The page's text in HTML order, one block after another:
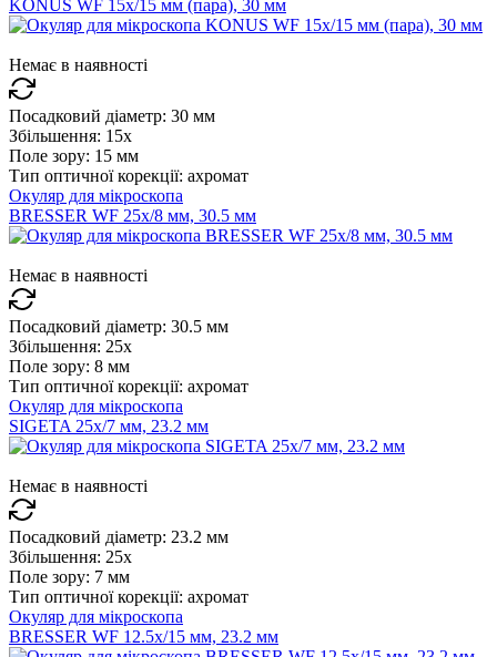
KONUS WF 15x/15 мм (пара), 30 мм
Немає в наявності
Посадковий діаметр: 30 мм
Збільшення: 15x
Поле зору: 15 мм
Тип оптичної корекції: ахромат
Окуляр для мікроскопа
BRESSER WF 25x/8 мм, 30.5 мм
Немає в наявності
Посадковий діаметр: 30.5 мм
Збільшення: 25x
Поле зору: 8 мм
Тип оптичної корекції: ахромат
Окуляр для мікроскопа
SIGETA 25x/7 мм, 23.2 мм
Немає в наявності
Посадковий діаметр: 23.2 мм
Збільшення: 25x
Поле зору: 7 мм
Тип оптичної корекції: ахромат
Окуляр для мікроскопа
BRESSER WF 12.5x/15 мм, 23.2 мм